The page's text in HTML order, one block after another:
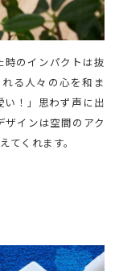
時のインパクトは抜
る人々の心を和ま
い！」思わず声に出
ザインは空間のアク
てくれます。